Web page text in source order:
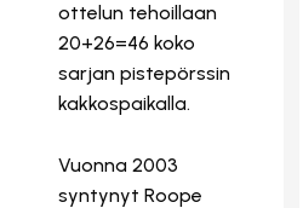
ottelun tehoillaan
20+26=46 koko
sarjan pistepörssin
kakkospaikalla.
Vuonna 2003
syntynyt Roope